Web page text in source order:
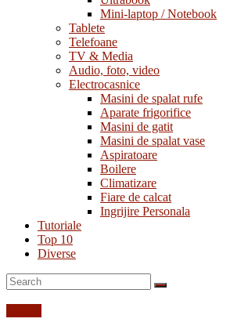
Mini-laptop / Notebook
Tablete
Telefoane
TV & Media
Audio, foto, video
Electrocasnice
Masini de spalat rufe
Aparate frigorifice
Masini de gatit
Masini de spalat vase
Aspiratoare
Boilere
Climatizare
Fiare de calcat
Ingrijire Personala
Tutoriale
Top 10
Diverse